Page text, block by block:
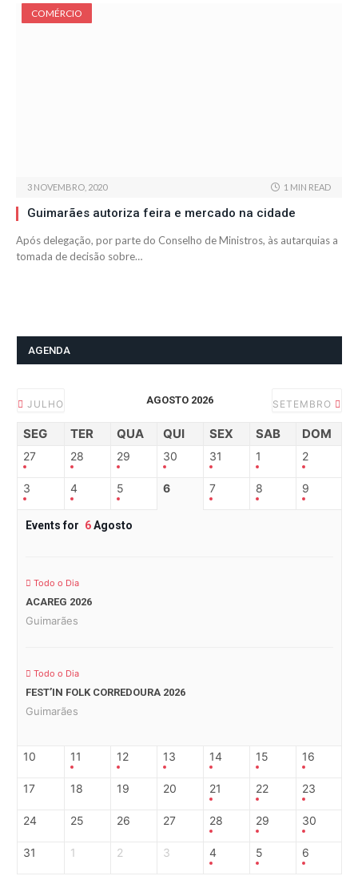
COMÉRCIO
3 NOVEMBRO, 2020 1 MIN READ
Guimarães autoriza feira e mercado na cidade
Após delegação, por parte do Conselho de Ministros, às autarquias a
tomada de decisão sobre…
AGENDA
JULHO AGOSTO 2026 SETEMBRO
SEG TER QUA QUI SEX SAB DOM
27 28 29 30 31 1 2
3 4 5 6 7 8 9
Events for 6Agosto
Todo o Dia
ACAREG 2026
Guimarães
Todo o Dia
FEST’IN FOLK CORREDOURA 2026
Guimarães
10 11 12 13 14 15 16
17 18 19 20 21 22 23
24 25 26 27 28 29 30
31 1 2 3 4 5 6